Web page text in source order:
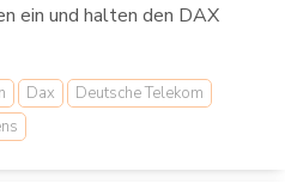
ein und halten den DAX
Dax
Deutsche Telekom